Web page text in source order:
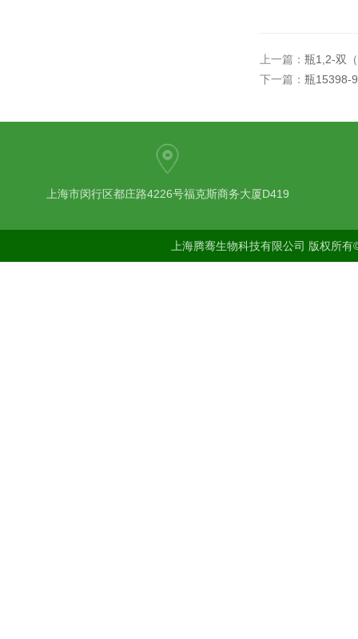
上一篇： 瓶1,2-双
下一篇： 瓶15398-
上海市闵行区都庄路4226号福克斯商务大厦D419
上海腾骞生物科技有限公司 版权所